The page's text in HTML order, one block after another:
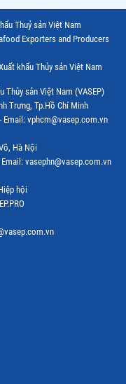
Thuỷ sản Việt Nam
Exporters and Producers
khẩu Thủy sản Việt Nam
Thủy sản Việt Nam (VASEP)
Trưng, Tp.Hồ Chí Minh
Email: vphcm@vasep.com.vn
Hà Nội
vasephn@vasep.com.vn
hội